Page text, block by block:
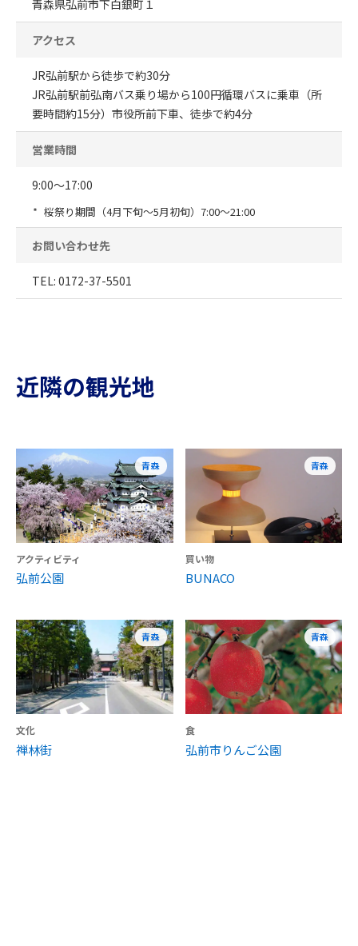
青森県弘前市下白銀町１
アクセス
JR弘前駅から徒歩で約30分
JR弘前駅前弘南バス乗り場から100円循環バスに乗車（所
要時間約15分）市役所前下車、徒歩で約4分
営業時間
9:00～17:00
桜祭り期間（4月下旬～5月初旬）7:00～21:00
お問い合わせ先
TEL: 0172-37-5501
近隣の観光地
青森
アクティビティ
弘前公園
青森
買い物
BUNACO
青森
文化
禅林街
青森
食
弘前市りんご公園